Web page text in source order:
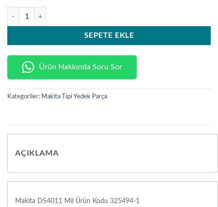
Makita DS4011 Mil Ürün Kodu 325494-1 adet
SEPETE EKLE
Ürün Hakkında Soru Sor
Kategoriler: Makita Tipi Yedek Parça
AÇIKLAMA
Makita DS4011 Mil Ürün Kodu 325494-1